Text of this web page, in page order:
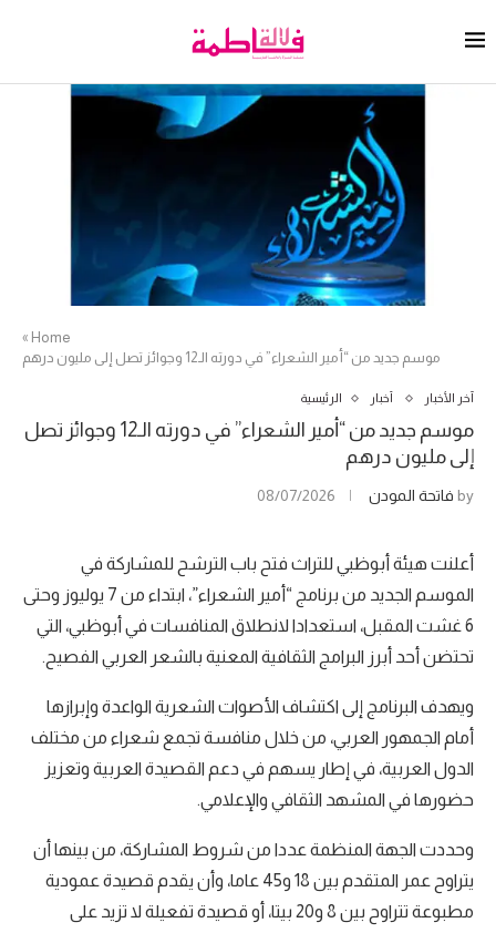
Home
»
موسم جديد من “أمير الشعراء” في دورته الـ12 وجوائز تصل إلى مليون درهم
آخر الأخبار أخبار الرئيسية
موسم جديد من “أمير الشعراء” في دورته الـ12 وجوائز تصل
إلى مليون درهم
by فاتحة المودن 08/07/2026
أعلنت هيئة أبوظبي للتراث فتح باب الترشح للمشاركة في
الموسم الجديد من برنامج “أمير الشعراء”، ابتداء من 7 يوليوز وحتى
6 غشت المقبل، استعدادا لانطلاق المنافسات في أبوظبي، التي
تحتضن أحد أبرز البرامج الثقافية المعنية بالشعر العربي الفصيح.
ويهدف البرنامج إلى اكتشاف الأصوات الشعرية الواعدة وإبرازها
أمام الجمهور العربي، من خلال منافسة تجمع شعراء من مختلف
الدول العربية، في إطار يسهم في دعم القصيدة العربية وتعزيز
حضورها في المشهد الثقافي والإعلامي.
وحددت الجهة المنظمة عددا من شروط المشاركة، من بينها أن
يتراوح عمر المتقدم بين 18 و45 عاما، وأن يقدم قصيدة عمودية
مطبوعة تتراوح بين 8 و20 بيتا، أو قصيدة تفعيلة لا تزيد على